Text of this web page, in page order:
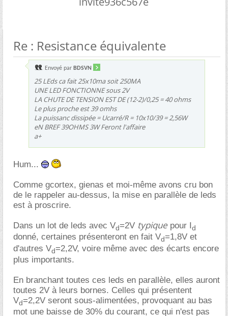
Re : Resistance équivalente
Envoyé par BDSVN
25 LEds ca fait 25x10ma soit 250MA
UNE LED FONCTIONNE sous 2V
LA CHUTE DE TENSION EST DE (12-2)/0,25 = 40 ohms
Le plus proche est 39 omhs
La puissanc dissipée = Ucarré/R = 10x10/39 = 2,56W
eN BREF 39OHMS 3W Feront l'affaire
a+
Hum...
Comme gcortex, gienas et moi-même avons cru bon
de le rappeler au-dessus, la mise en parallèle de leds
est à proscrire.
Dans un lot de leds avec Vd=2V typique pour Id
donné, certaines présenteront en fait Vd=1,8V et
d'autres Vd=2,2V, voire même avec des écarts encore
plus importants.
En branchant toutes ces leds en parallèle, elles auront
toutes 2V à leurs bornes. Celles qui présentent
Vd=2,2V seront sous-alimentées, provoquant au bas
mot une baisse de 30% du courant, ce qui n'est pas